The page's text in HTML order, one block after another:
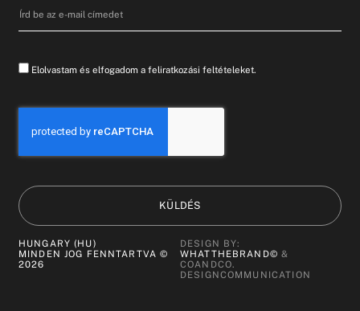
Elolvastam és elfogadom a feliratkozási feltételeket.
KÜLDÉS
HUNGARY (HU)
MINDEN JOG FENNTARTVA ©
2026
DESIGN BY:
WHATTHEBRAND© &
COANDCO.
DESIGNCOMMUNICATION